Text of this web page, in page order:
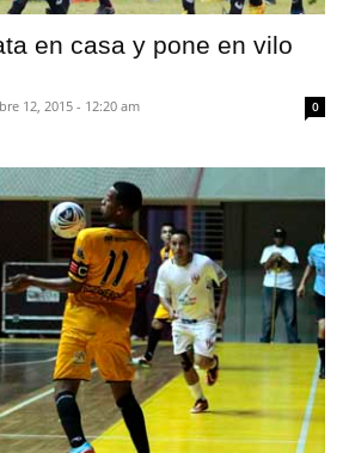
en casa y pone en vilo
12, 2015 - 12:20 am 0